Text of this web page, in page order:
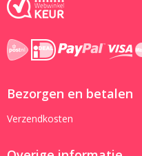
Bezorgen en betalen
Verzendkosten